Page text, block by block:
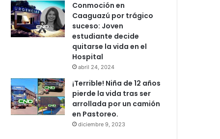
Conmoción en
Caaguazú por trágico
suceso: Joven
estudiante decide
quitarse la vida en el
Hospital
abril 24, 2024
¡Terrible! Niña de 12 años
pierde la vida tras ser
arrollada por un camión
en Pastoreo.
diciembre 9, 2023